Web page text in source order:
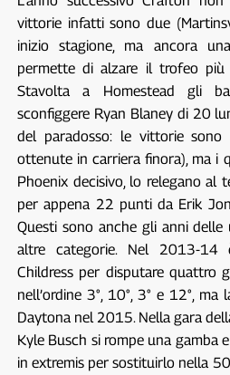
vittorie infatti sono due
inizio stagione, ma ancora
permette di alzare il trofeo
Stavolta a Homestead gli
sconfiggere Ryan Blaney di 20
del paradosso: le vittorie
ottenute in carriera finora), ma i
Phoenix decisivo, lo relegano
per appena 22 punti da Erik
Questi sono anche gli anni
altre categorie. Nel 2013-14
Childress per disputare quattro
nell’ordine 3°, 10°, 3° e 12°,
Daytona nel 2015. Nella gara
Kyle Busch si rompe una gamba
in extremis per sostituirlo nella